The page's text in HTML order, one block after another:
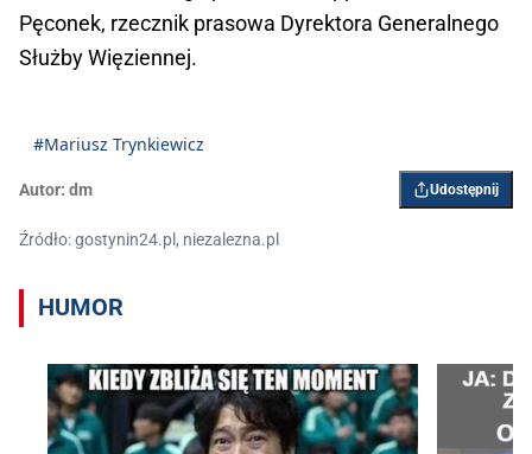
Pęconek, rzecznik prasowa Dyrektora Generalnego
Służby Więziennej.
#Mariusz Trynkiewicz
Autor: dm Udostępnij
Źródło: gostynin24.pl, niezalezna.pl
HUMOR